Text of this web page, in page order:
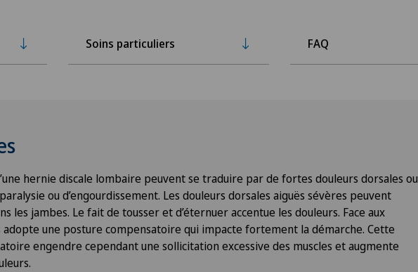
Soins particuliers FAQ
hernie discale lombaire peuvent se traduire par de fortes douleurs dorsales ou
ou d’engourdissement. Les douleurs dorsales aiguës sévères peuvent
les jambes. Le fait de tousser et d’éternuer accentue les douleurs. Face aux
adopte une posture compensatoire qui impacte fortement la démarche. Cette
engendre cependant une sollicitation excessive des muscles et augmente